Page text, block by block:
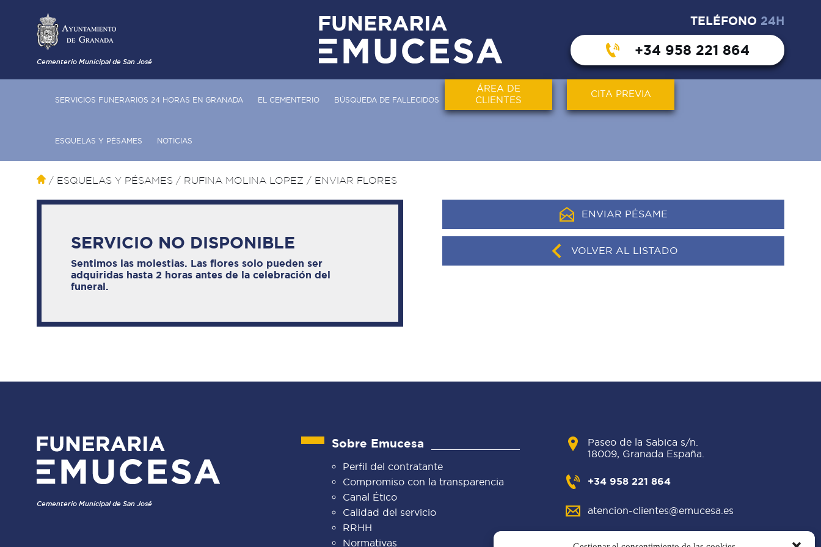
Cementerio Municipal de San José
TELÉFONO 24H
+34 958 221 864
SERVICIOS FUNERARIOS 24 HORAS EN GRANADA EL CEMENTERIO BÚSQUEDA DE FALLECIDOS
ESQUELAS Y PÉSAMES NOTICIAS
ÁREA DE
CLIENTES
CITA PREVIA
/ ESQUELAS Y PÉSAMES / RUFINA MOLINA LOPEZ / ENVIAR FLORES
SERVICIO NO DISPONIBLE
Sentimos las molestias. Las flores solo pueden ser
adquiridas hasta 2 horas antes de la celebración del
funeral.
ENVIAR PÉSAME
VOLVER AL LISTADO
Cementerio Municipal de San José
Sobre Emucesa
Perfil del contratante
Compromiso con la transparencia
Canal Ético
Calidad del servicio
RRHH
Normativas
Paseo de la Sabica s/n.
18009, Granada España.
+34 958 221 864
atencion-clientes@emucesa.es